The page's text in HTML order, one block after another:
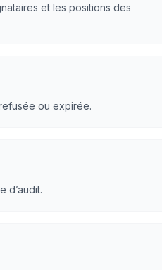
et les positions des
ou expirée.
d’audit.